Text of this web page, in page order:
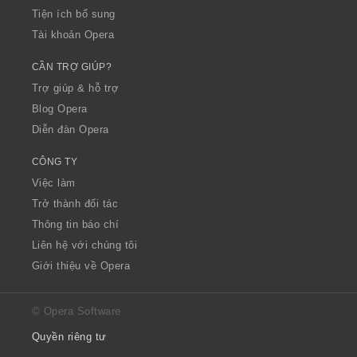
Tiện ích bổ sung
Tài khoản Opera
CẦN TRỢ GIÚP?
Trợ giúp & hỗ trợ
Blog Opera
Diễn đàn Opera
CÔNG TY
Việc làm
Trở thành đối tác
Thông tin báo chí
Liên hệ với chúng tôi
Giới thiệu về Opera
© Opera Software
Quyền riêng tư